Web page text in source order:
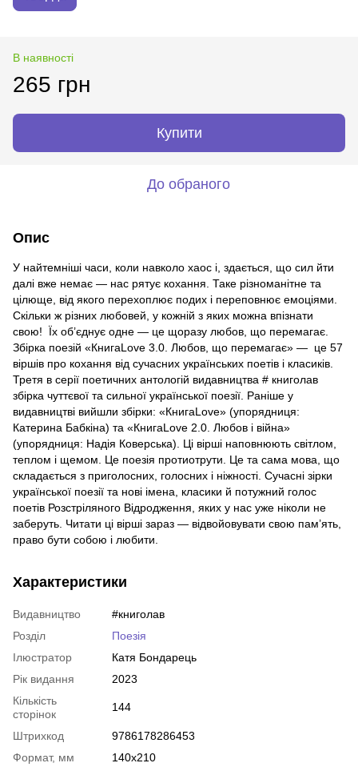
В наявності
265 грн
Купити
До обраного
Опис
У найтемніші часи, коли навколо хаос і, здається, що сил йти
далі вже немає — нас рятує кохання. Таке різноманітне та
цілюще, від якого перехоплює подих і переповнює емоціями.
Скільки ж різних любовей, у кожній з яких можна впізнати
свою! Їх об’єднує одне — це щоразу любов, що перемагає.
Збірка поезій «КнигаLove 3.0. Любов, що перемагає» — це 57
віршів про кохання від сучасних українських поетів і класиків.
Третя в серії поетичних антологій видавництва # книголав
збірка чуттєвої та сильної української поезії. Раніше у
видавництві вийшли збірки: «КнигаLove» (упорядниця:
Катерина Бабкіна) та «КнигаLove 2.0. Любов і війна»
(упорядниця: Надія Коверська). Ці вірші наповнюють світлом,
теплом і щемом. Це поезія протиотрути. Це та сама мова, що
складається з приголосних, голосних і ніжності. Сучасні зірки
української поезії та нові імена, класики й потужний голос
поетів Розстріляного Відродження, яких у нас уже ніколи не
заберуть. Читати ці вірші зараз — відвойовувати свою пам’ять,
право бути собою і любити.
Характеристики
Видавництво
#книголав
Розділ
Поезія
Ілюстратор
Катя Бондарець
Рік видання
2023
Кількість
сторінок
144
Штрихкод
9786178286453
Формат, мм
140х210